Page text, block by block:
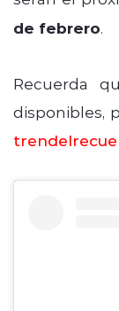
de febrero.
Recuerda
disponibles,